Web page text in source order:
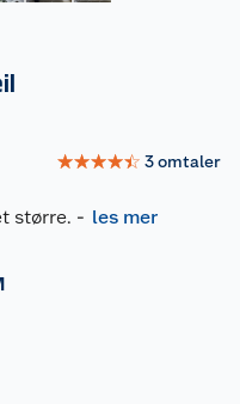
☆☆☆☆☆ 3omtaler
større. - les mer